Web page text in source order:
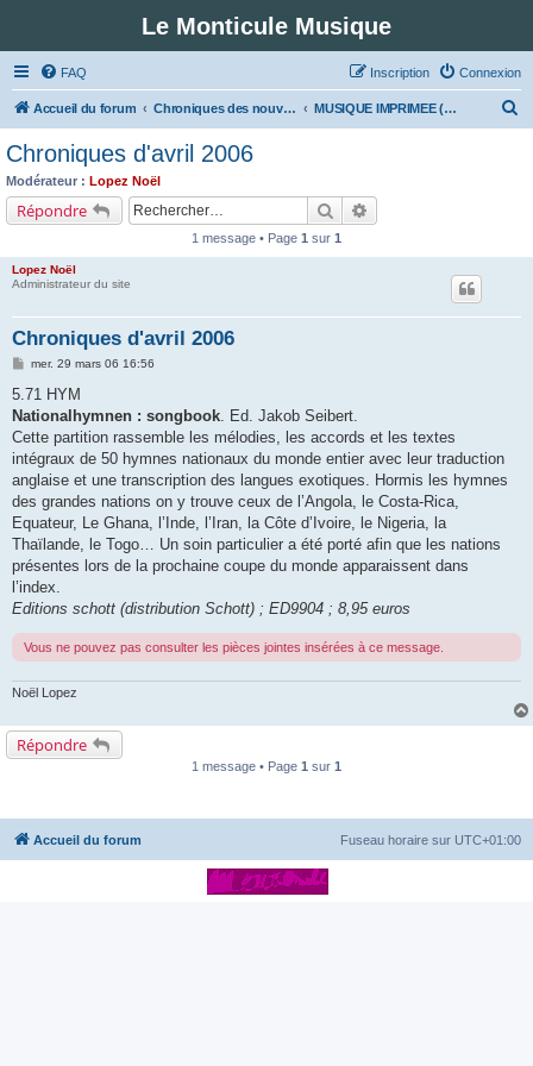
Le Monticule Musique
FAQ Connexion
Inscription
Accueil du forum Chroniques des nouveautés musicales : Pour voir les visuels des notices vous devez vous enregistrer. MUSIQUE IMPRIMEE (Classe 5 - Musiques fonctionnelles)
Chroniques d'avril 2006
Modérateur : Lopez Noël
Répondre Rechercher
1 message • Page 1 sur 1
Lopez Noël
Administrateur du site
Chroniques d'avril 2006
M
s
a
g
mer. 29 mars 06 16:56
5.71 HYM
Nationalhymnen : songbook . Ed. Jakob Seibert.
Cette partition rassemble les mélodies, les accords et les textes
intégraux de 50 hymnes nationaux du monde entier avec leur traduction
anglaise et une transcription des langues exotiques. Hormis les hymnes
des grandes nations on y trouve ceux de l’Angola, le Costa-Rica,
Equateur, Le Ghana, l’Inde, l’Iran, la Côte d’Ivoire, le Nigeria, la
Thaïlande, le Togo… Un soin particulier a été porté afin que les nations
présentes lors de la prochaine coupe du monde apparaissent dans
l’index.
Editions schott (distribution Schott) ; ED9904 ; 8,95 euros
Vous ne pouvez pas consulter les pièces jointes insérées à ce message.
Noël Lopez
Répondre
1 message • Page 1 sur 1
Accueil du forum Fuseau horaire sur UTC+01:00